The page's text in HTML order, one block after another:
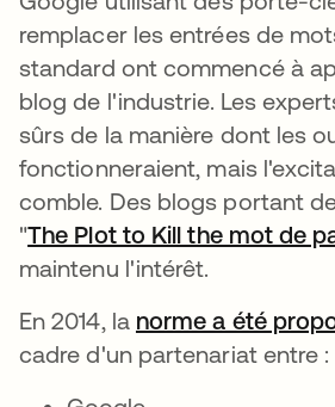
remplacer les entrées de
standard ont commencé à
blog de l'industrie. Les
sûrs de la manière dont les
fonctionneraient, mais
comble. Des blogs portant
"The Plot to Kill the mot de
maintenu l'intérêt.
En 2014, la norme a été
cadre d'un partenariat entre :